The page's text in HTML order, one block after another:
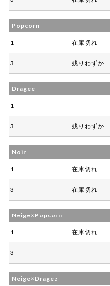
Popcorn
1 在庫切れ
3 残りわずか
Dragee
1
3 残りわずか
Noir
1 在庫切れ
3 在庫切れ
Neige×Popcorn
1 在庫切れ
3
Neige×Dragee